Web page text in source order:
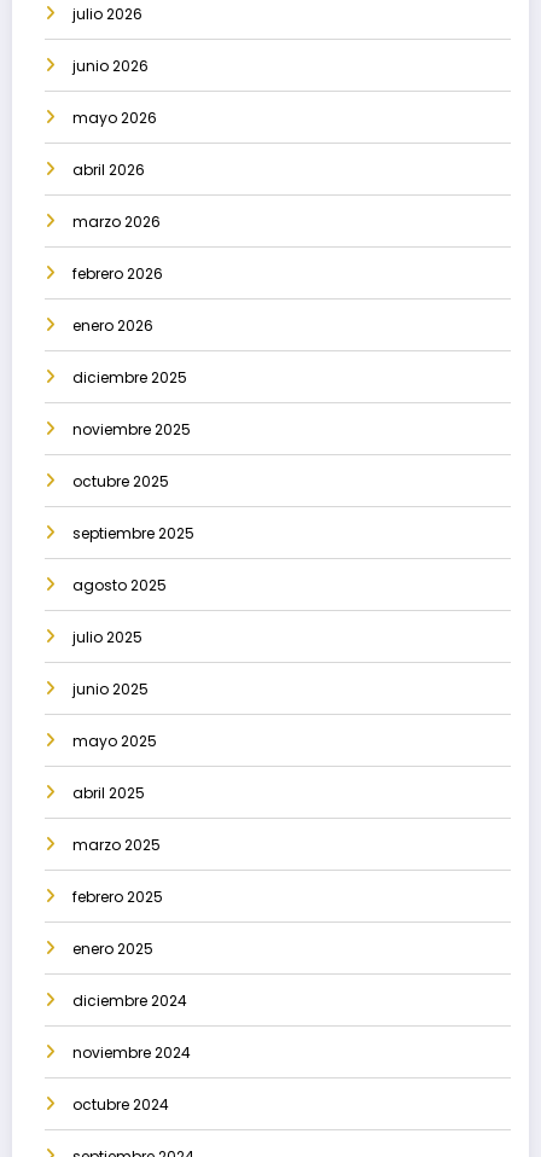
julio 2026
junio 2026
mayo 2026
abril 2026
marzo 2026
febrero 2026
enero 2026
diciembre 2025
noviembre 2025
octubre 2025
septiembre 2025
agosto 2025
julio 2025
junio 2025
mayo 2025
abril 2025
marzo 2025
febrero 2025
enero 2025
diciembre 2024
noviembre 2024
octubre 2024